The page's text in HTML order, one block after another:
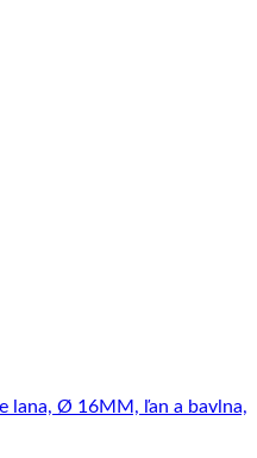
lana, Ø 16MM, ľan a bavlna,